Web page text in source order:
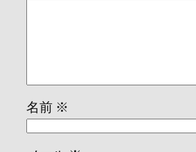
名前 ※